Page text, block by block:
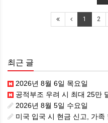
1 2
최근 글
2026년 8월 6일 목요일
공적부조 우려 시 최대 25만 달러
2026년 8월 5일 수요일
미국 입국 시 현금 신고, 가족